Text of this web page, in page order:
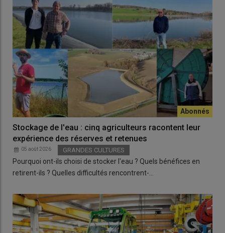
Stockage de l'eau : cinq agriculteurs racontent leur
expérience des réserves et retenues
05 août 2026 GRANDES CULTURES
Pourquoi ont-ils choisi de stocker l'eau ? Quels bénéfices en
retirent-ils ? Quelles difficultés rencontrent-…